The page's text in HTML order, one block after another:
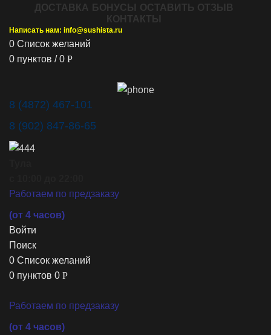
ДОСТАВКА БОНУСЫ
ОСТАВИТЬ ОТЗЫВ
КОНТАКТЫ
Написать нам: info@sushista.ru
0 Список желаний
0 пунктов / 0 Р
8 (4872) 467-101
8 (902) 847-86-65
Работаем по предзаказу
(от 4 часов)
Войти
Поиск
0 Список желаний
0 пунктов 0 Р
Работаем по предзаказу
(от 4 часов)